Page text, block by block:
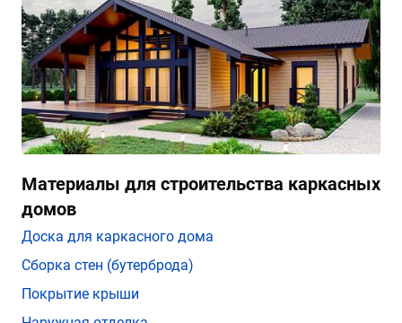
Материалы для строительства каркасных
домов
Доска для каркасного дома
Сборка стен (бутерброда)
Покрытие крыши